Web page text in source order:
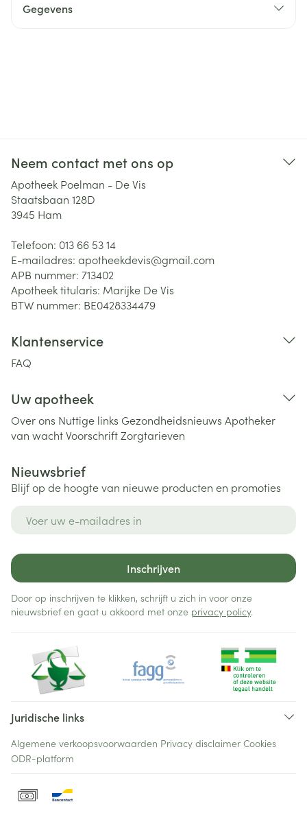
Gegevens
Neem contact met ons op
Apotheek Poelman - De Vis
Staatsbaan 128D
3945 Ham
Telefoon: 013 66 53 14
E-mailadres: apotheekdevis@gmail.com
APB nummer: 713402
Apotheek titularis: Marijke De Vis
BTW nummer: BE0428334479
Klantenservice
FAQ
Uw apotheek
Over ons Nuttige links Gezondheidsnieuws Apotheker
van wachtVoorschriftZorgtarieven
Nieuwsbrief
Blijf op de hoogte van nieuwe producten en promoties
Inschrijven
Door op inschrijven te klikken, schrijft u zich in voor onze
nieuwsbrief en gaat u akkoord met onze privacy policy.
Juridische links
Algemene verkoopsvoorwaarden Privacy disclaimer Cookies
ODR-platform